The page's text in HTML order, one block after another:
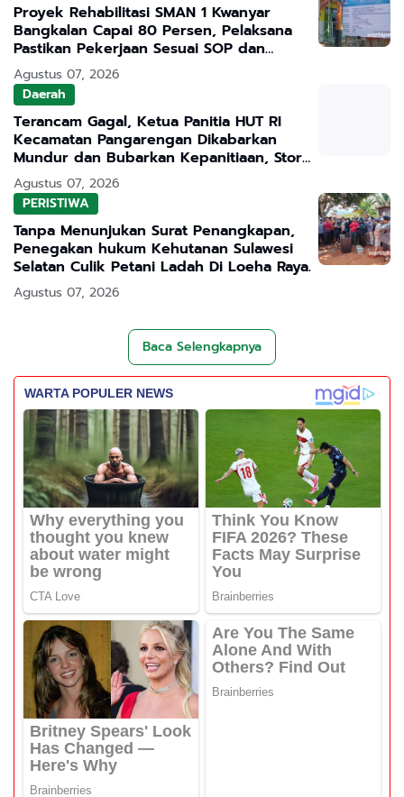
Proyek Rehabilitasi SMAN 1 Kwanyar
Bangkalan Capai 80 Persen, Pelaksana
Pastikan Pekerjaan Sesuai SOP dan
Transparan
Agustus 07, 2026
Daerah
Terancam Gagal, Ketua Panitia HUT RI
Kecamatan Pangarengan Dikabarkan
Mundur dan Bubarkan Kepanitiaan, Story
WhatsApp ASN Jadi Sorotan
Agustus 07, 2026
PERISTIWA
Tanpa Menunjukan Surat Penangkapan,
Penegakan hukum Kehutanan Sulawesi
Selatan Culik Petani Ladah Di Loeha Raya.
Agustus 07, 2026
Baca Selengkapnya